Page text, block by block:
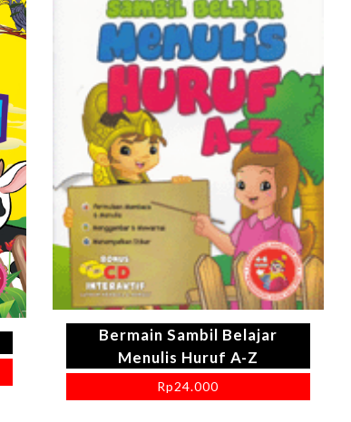
Bermain Sambil Belajar
Menulis Huruf A-Z
Rp24.000